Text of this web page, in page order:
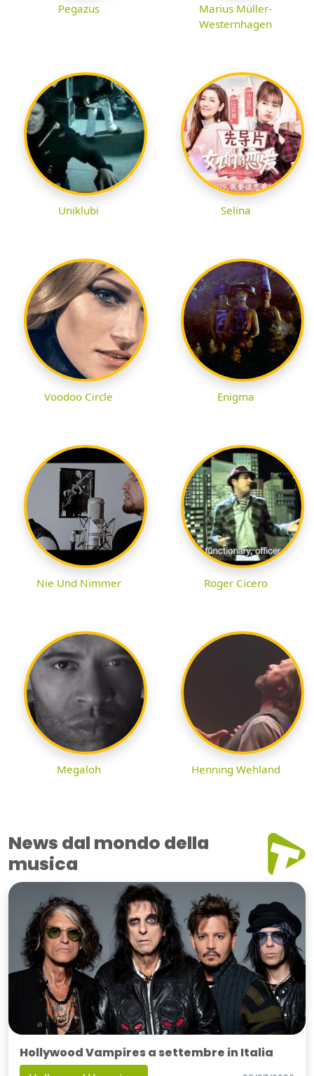
Pegazus
Marius Müller-
Westernhagen
Uniklubi Selina
Voodoo Circle Enigma
Nie Und Nimmer Roger Cicero
Megaloh Henning Wehland
News dal mondo della
musica
Hollywood Vampires a settembre in Italia